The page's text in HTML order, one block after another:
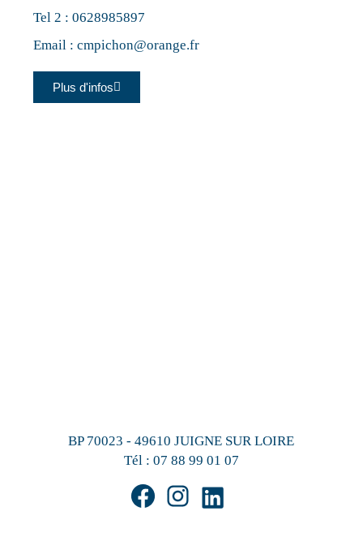
Tel 2 :0628985897
Email :cmpichon@orange.fr
Plus d'infos
BP 70023 - 49610 JUIGNE SUR LOIRE
Tél : 07 88 99 01 07